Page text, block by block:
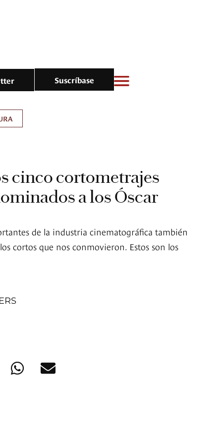
Suscríbase
cinco cortometrajes
a los Óscar
de la industria cinematográfica también
cortos que nos conmovieron. Estos son los